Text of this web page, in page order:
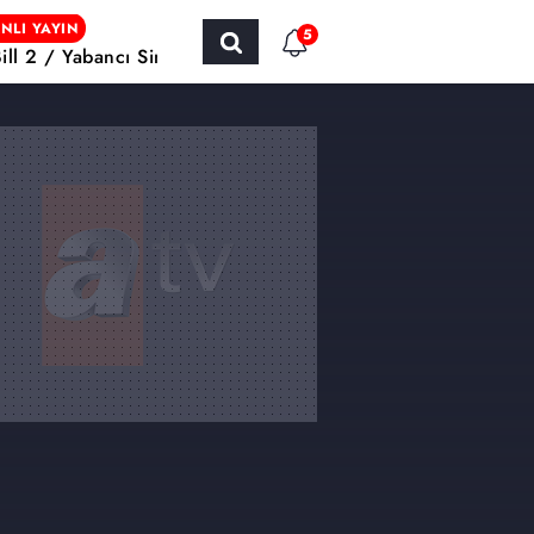
YAYIN
2 / Yabancı Sinema
5